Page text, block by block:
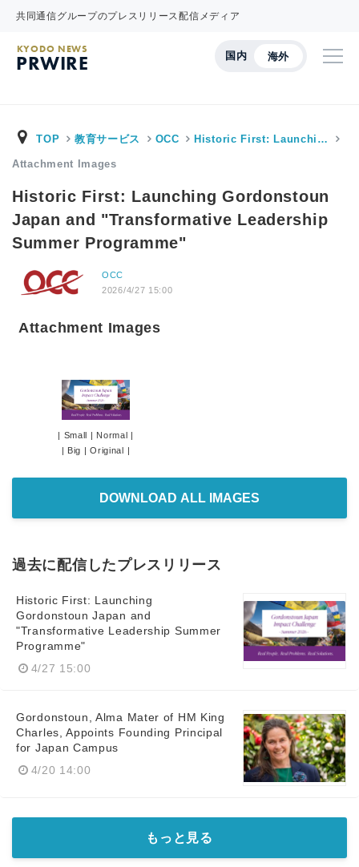
共同通信グループのプレスリリース配信メディア
国内 海外
KYODO NEWS
PRWIRE
TOP 教育サービス OCC Historic First: Launchi…
Attachment Images
Historic First: Launching Gordonstoun
Japan and "Transformative Leadership
Summer Programme"
OCC
2026/4/27 15:00
Attachment Images
| Small | Normal |
| Big |Original |
DOWNLOAD ALL IMAGES
過去に配信したプレスリリース
Historic First: Launching
Gordonstoun Japan and
"Transformative Leadership Summer
Programme"
4/27 15:00
Gordonstoun, Alma Mater of HM King
Charles, Appoints Founding Principal
for Japan Campus
4/20 14:00
もっと見る